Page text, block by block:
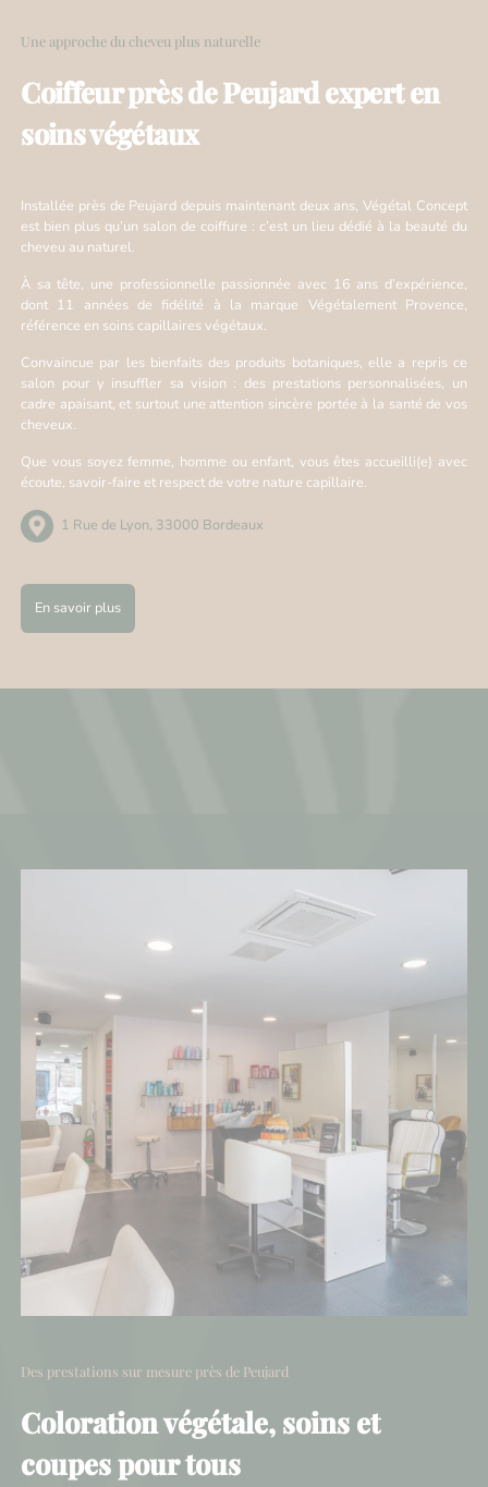
Une approche du cheveu plus naturelle
Coiffeur près de Peujard expert en
soins végétaux
Installée près de Peujard depuis maintenant deux ans, Végétal Concept
est bien plus qu’un salon de coiffure : c’est un lieu dédié à la beauté du
cheveu au naturel.
À sa tête, une professionnelle passionnée avec 16 ans d’expérience,
dont 11 années de fidélité à la marque Végétalement Provence,
référence en soins capillaires végétaux.
Convaincue par les bienfaits des produits botaniques, elle a repris ce
salon pour y insuffler sa vision : des prestations personnalisées, un
cadre apaisant, et surtout une attention sincère portée à la santé de vos
cheveux.
Que vous soyez femme, homme ou enfant, vous êtes accueilli(e) avec
écoute, savoir-faire et respect de votre nature capillaire.
1 Rue de Lyon, 33000 Bordeaux
En savoir plus
Des prestations sur mesure près de Peujard
Coloration végétale, soins et
coupes pour tous